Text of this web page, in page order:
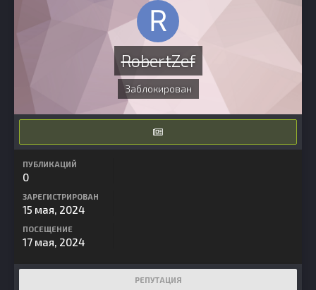
RobertZef
Заблокирован
ПУБЛИКАЦИЙ
0
ЗАРЕГИСТРИРОВАН
15 мая, 2024
ПОСЕЩЕНИЕ
17 мая, 2024
РЕПУТАЦИЯ